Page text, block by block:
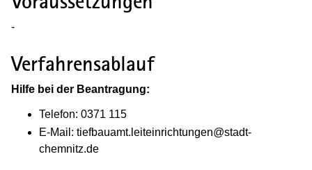
-
Verfahrensablauf
Hilfe bei der Beantragung:
Telefon: 0371 115
E-Mail: tiefbauamt.leiteinrichtungen@stadt-
chemnitz.de